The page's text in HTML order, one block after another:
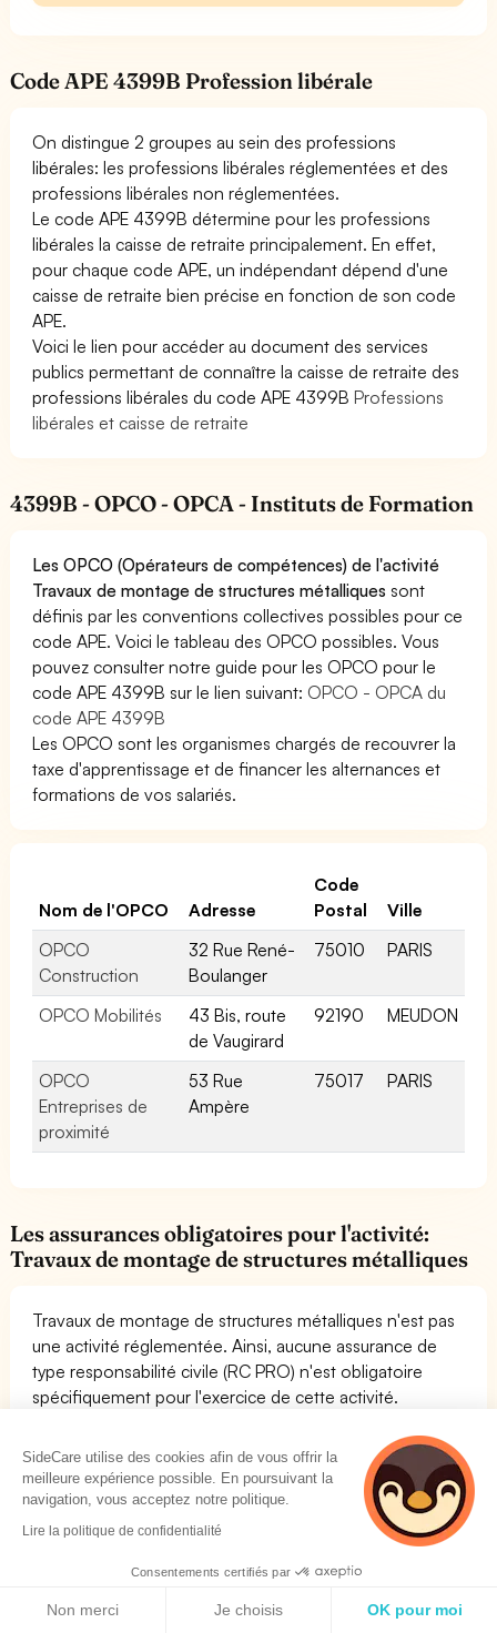
Code APE 4399B Profession libérale
On distingue 2 groupes au sein des professions
libérales: les professions libérales réglementées et des
professions libérales non réglementées.
Le code APE 4399B détermine pour les professions
libérales la caisse de retraite principalement. En effet,
pour chaque code APE, un indépendant dépend d'une
caisse de retraite bien précise en fonction de son code
APE.
Voici le lien pour accéder au document des services
publics permettant de connaître la caisse de retraite des
professions libérales du code APE 4399BProfessions
libérales et caisse de retraite
4399B - OPCO - OPCA - Instituts de Formation
Les OPCO (Opérateurs de compétences) de l'activité
Travaux de montage de structures métalliques sont
définis par les conventions collectives possibles pour ce
code APE. Voici le tableau des OPCO possibles. Vous
pouvez consulter notre guide pour les OPCO pour le
code APE 4399B sur le lien suivant: OPCO - OPCA du
code APE 4399B
Les OPCO sont les organismes chargés de recouvrer la
taxe d'apprentissage et de financer les alternances et
formations de vos salariés.
Nom de l'OPCO Adresse
Code
Postal
Ville
OPCO
Construction
32 Rue René-
Boulanger
75010 PARIS
OPCO Mobilités
43 Bis, route
de Vaugirard
92190 MEUDON
OPCO
Entreprises de
proximité
53 Rue
Ampère
75017 PARIS
Les assurances obligatoires pour l'activité:
Travaux de montage de structures métalliques
Travaux de montage de structures métalliques n'est pas
une activité réglementée. Ainsi, aucune assurance de
type responsabilité civile (RC PRO) n'est obligatoire
spécifiquement pour l'exercice de cette activité.
des assurances de responsabilité civile pour l'activité
Travaux de montage de structures métalliques.
Concernant les assurances obligatoires pour vos
employés (Mutuelle Santé et Prévoyance Collective),
vous devez vous référer à votre convention collective.
SideCare utilise des cookies afin de vous offrir la
meilleure expérience possible. En poursuivant la
navigation, vous acceptez notre politique.
Lire la politique de confidentialité
Consentements certifiés par
Non merci Je choisis OK pour moi